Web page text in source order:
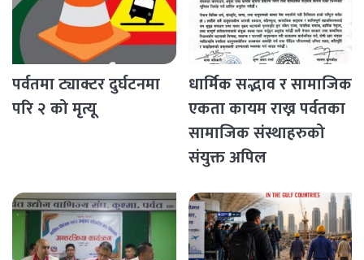
पर्वतमा ट्याक्टर दुर्घटनमा
परि २ को मृत्यू
धार्मिक सद्भाव र सामाजिक
एकता कायम राख्न पर्वतका
सामाजिक संस्थाहरुको
संयुक्त अपिल